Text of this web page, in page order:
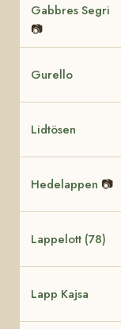
Gabbres Segri
📷
Gurello
Lidtösen
Hedelappen 📷
Lappelott (78)
Lapp Kajsa